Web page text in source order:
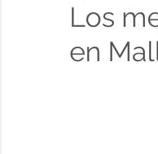
Los
en